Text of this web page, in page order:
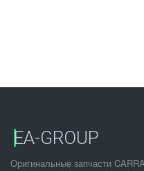
EA-GROUP
Оригинальные запчасти